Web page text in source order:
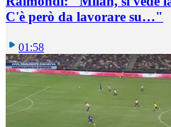
C'è però da lavorare su…"
01:58